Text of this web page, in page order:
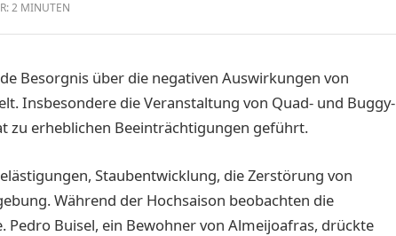
2 MINUTEN
Besorgnis über die negativen Auswirkungen von
Insbesondere die Veranstaltung von Quad- und Buggy-
zu erheblichen Beeinträchtigungen geführt.
Staubentwicklung, die Zerstörung von
Während der Hochsaison beobachten die
Pedro Buisel, ein Bewohner von Almeijoafras, drückte